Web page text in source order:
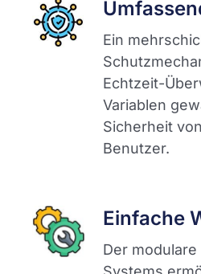
Ein
Echtzeit-
Variablen
Sicherheit
Benutzer.
Einfache
Der